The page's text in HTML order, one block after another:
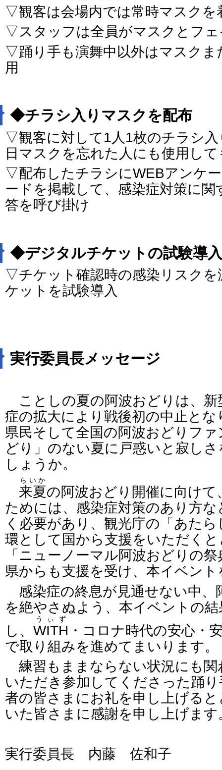
▽観客は会場内では常時マスクを
▽スタッフは全員がマスクとフ
▽踊り手も演舞中以外はマスクま
用
◆チラシ入りマスクを配布
▽観客に対して1人1枚のチラシ
日マスクを忘れた人にも使用し
▽配布したチラシにWEBアンケ
ードを掲載して、感染症対策に
答を呼び掛け
◆デジタルチケットの試験導入
▽チケット確認時の感染リスク
ケットを試験導入
実行委員長メッセージ
ことしの夏の阿波おどりは、新
症の拡大により戦後初の中止と
県民そして全国の阿波おどりフ
どり」のない夏に戸惑いと寂し
しょうか。
来夏
らいか
の阿波おどり開催に向け
ためには、感染症対策のあり方
く必要があり、観光庁の「あた
環として国から支援をいただく
「ニューノーマル阿波おどりの
県からも支援を受け、本イベン
感染症の終息が見通せない中、
を絶やさぬよう、本イベントの
し、 WITH
うぃず
・コロナ時代の安心・
で取り組みを進めてまいります。
練習もままならない状況にも関
いただき参加してくださった踊
者の皆さまにお礼を申し上げる
いた皆さまに感謝を申し上げます
実行委員長 内藤 佐和子